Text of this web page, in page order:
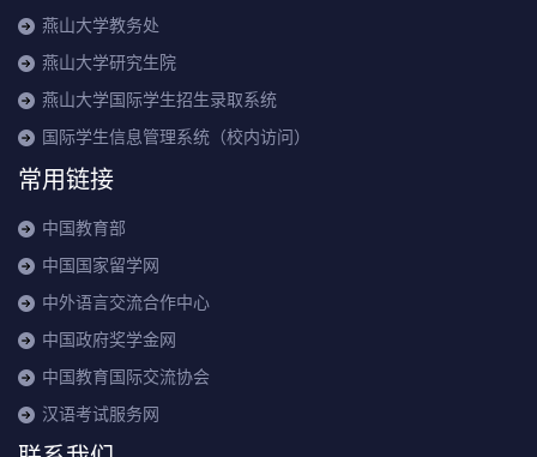
燕山大学教务处
燕山大学研究生院
燕山大学国际学生招生录取系统
国际学生信息管理系统（校内访问）
常用链接
中国教育部
中国国家留学网
中外语言交流合作中心
中国政府奖学金网
中国教育国际交流协会
汉语考试服务网